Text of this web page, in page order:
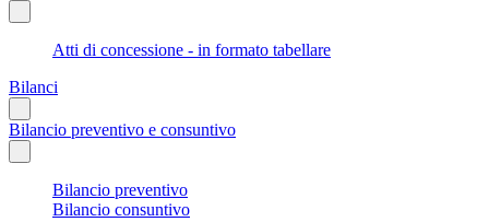
Atti di concessione - in formato tabellare
Bilanci
Bilancio preventivo e consuntivo
Bilancio preventivo
Bilancio consuntivo